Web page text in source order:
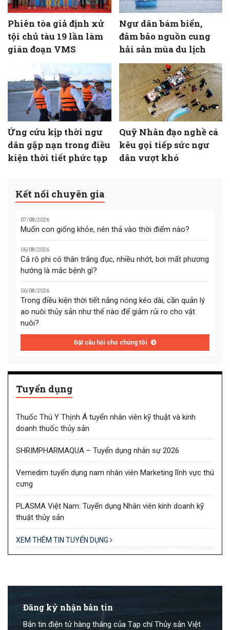
Phiên tòa giả định xử
tội chủ tàu 19 lần làm
gián đoạn VMS
Ngư dân bám biển,
đảm bảo nguồn cung
hải sản mùa du lịch
Ứng cứu kịp thời ngư
dân gặp nạn trong điều
kiện thời tiết phức tạp
Quỹ Nhân đạo nghề cá
kêu gọi tiếp sức ngư
dân vượt khó
Kết nối chuyên gia
07/08/2026
Muốn con giống khỏe, nên thả vào thời điểm nào?
06/08/2026
Cá rô phi có thân trắng đục, nhiều nhớt, bơi mất phương
hướng là mắc bệnh gì?
06/08/2026
Trong điều kiện thời tiết nắng nóng kéo dài, cần quản lý
ao nuôi thủy sản như thế nào để giảm rủi ro cho vật
nuôi?
Đặt câu hỏi cho chúng tôi
Tuyển dụng
Thuốc Thú Y Thịnh Á tuyển nhân viên kỹ thuật và kinh
doanh thuốc thủy sản
SHRIMPHARMAQUA – Tuyển dụng nhân sự 2026
Vemedim tuyển dụng nam nhân viên Marketing lĩnh vực thú
cưng
PLASMA Việt Nam: Tuyển dụng Nhân viên kinh doanh kỹ
thuật thủy sản
XEM THÊM TIN TUYỂN DỤNG
Đăng ký nhận bản tin
Bản tin điện tử hàng tháng của Tạp chí Thủy sản Việt